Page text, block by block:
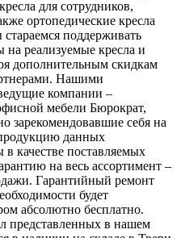
для сотрудников,
ортопедические кресла
поддерживать
реализуемые кресла и
дополнительным скидкам
Нашими
компании –
мебели Бюрократ,
зарекомендовавшие себя на
данных
качестве поставляемых
на весь ассортимент –
Гарантийный ремонт
будет
абсолютно бесплатно.
представленных в нашем